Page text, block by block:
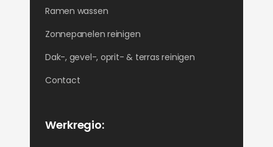
Ramen wassen
Zonnepanelen reinigen
Dak-, gevel-, oprit- & terras reinigen
Contact
Werkregio: